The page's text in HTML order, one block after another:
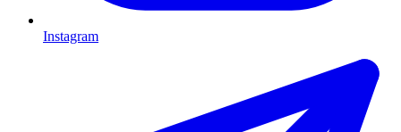
Instagram